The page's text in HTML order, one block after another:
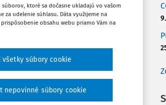
od
pre DPH)
pri vystavenej
úhrade v
zákonný
použitého
Poznámka
ktoré sa dočasne ukladajú vo vašom
za udelenie súhlasu. Dáta využijeme na
obsahu webu priamo Vám na
nepovinné súbory cookie
všetky súbory cookie